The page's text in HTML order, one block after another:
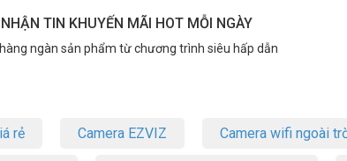
TIN KHUYẾN MÃI HOT MỖI NGÀY
ngàn sản phẩm từ chương trình siêu hấp dẫn
rẻ Camera EZVIZ Camera wifi ngoài